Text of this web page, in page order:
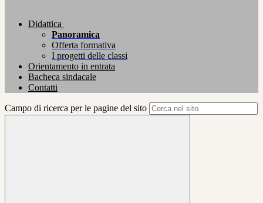
Didattica
Panoramica
Offerta formativa
I progetti delle classi
Orientamento in entrata
Bacheca sindacale
Contatti
Campo di ricerca per le pagine del sito